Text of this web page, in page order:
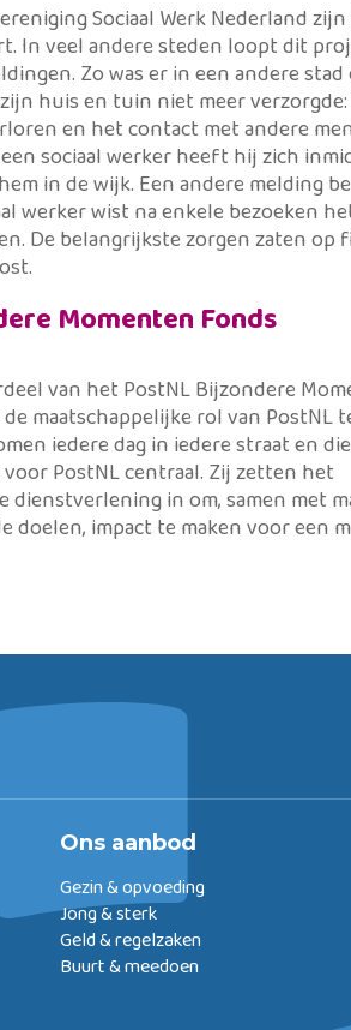
Sociaal Werk Nederland
In veel andere steden loopt dit
Zo was er in een andere
huis en tuin niet meer
en het contact met andere
sociaal werker heeft hij zich
in de wijk. Een andere melding
werker wist na enkele bezoeken
De belangrijkste zorgen zaten op
Momenten Fonds
van het PostNL Bijzondere
maatschappelijke rol van PostNL
iedere dag in iedere straat en
PostNL centraal. Zij zetten het
dienstverlening in om, samen met
doelen, impact te maken voor een
Ons aanbod
Gezin & opvoeding
Jong & sterk
Geld & regelzaken
Buurt & meedoen